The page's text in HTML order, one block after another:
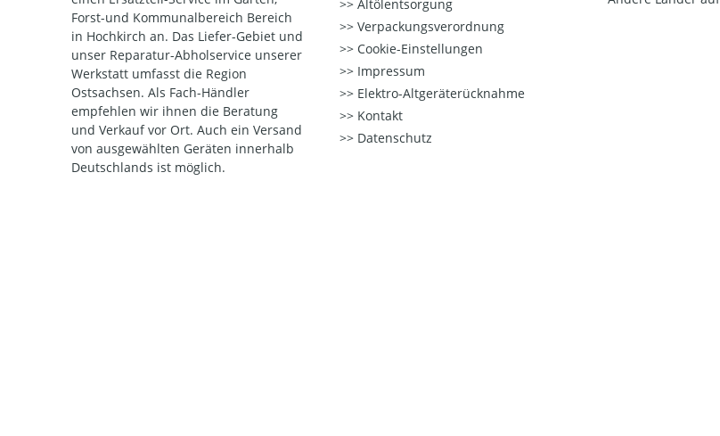
Forst-und Kommunalbereich Bereich
in Hochkirch an. Das Liefer-Gebiet und
unser Reparatur-Abholservice unserer
Werkstatt umfasst die Region
Ostsachsen. Als Fach-Händler
empfehlen wir ihnen die Beratung
und Verkauf vor Ort. Auch ein Versand
von ausgewählten Geräten innerhalb
Deutschlands ist möglich.
Altölentsorgung
Verpackungsverordnung
Cookie-Einstellungen
Impressum
Elektro-Altgeräterücknahme
Kontakt
Datenschutz